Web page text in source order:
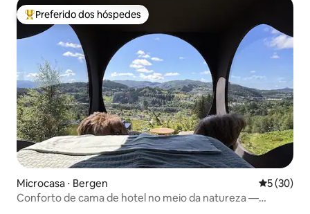
Entre os melhores preferidos dos hóspedes
Preferido dos hóspedes
Microcasa ⋅ Bergen 5 de uma
5 (30)
Conforto de cama de hotel no meio da natureza —